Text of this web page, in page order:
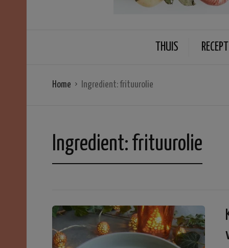
THUIS
Home Ingredient: frituurolie
Ingredient: frituurolie